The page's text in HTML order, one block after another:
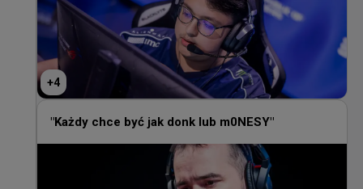
+4
"Każdy chce być jak donk lub m0NESY"